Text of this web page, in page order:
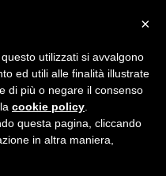
×
utilizzati si avvalgono
ed utili alle finalità illustrate
di più o negare il consenso
cookie policy
questa pagina, cliccando
in altra maniera,